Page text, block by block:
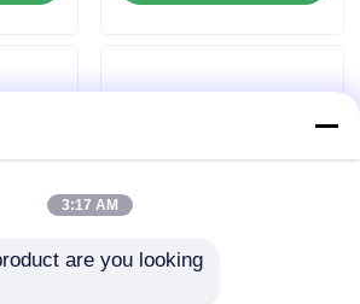
ください
パイプフィッティング
レッ
3:17 AM
are you looking